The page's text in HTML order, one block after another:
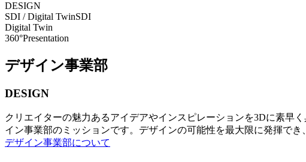
DESIGN
SDI / Digital TwinSDI
Digital Twin
360°Presentation
デザイン事業部
DESIGN
クリエイターの魅力あるアイデアやインスピレーションを3Dに素早
イン事業部のミッションです。デザインの可能性を最大限に発揮でき
デザイン事業部について